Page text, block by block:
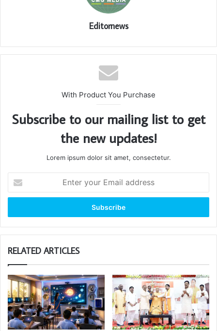
Editornews
With Product You Purchase
Subscribe to our mailing list to get
the new updates!
Lorem ipsum dolor sit amet, consectetur.
your
Email
RELATED ARTICLES